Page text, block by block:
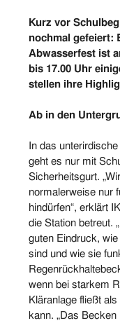
Kurz vor
nochmal gefeiert:
Abwasserfest ist
bis 17.00 Uhr
stellen ihre
Ab in den
In das
geht es nur mit
Sicherheitsgurt.
normalerweise nur
hindürfen“, erklärt
die Station betreut.
guten Eindruck,
sind und wie sie
wenn bei starkem
Kläranlage fließt
kann. „Das